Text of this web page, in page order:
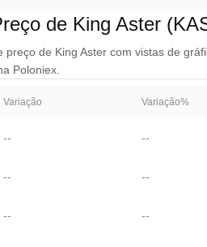
de King Aster
preço de King Aster com vistas de
Poloniex.
Variação Variação%
-- --
-- --
-- --